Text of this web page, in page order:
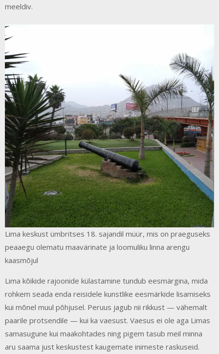
meeldiv.
Lima keskust ümbritses 18. sajandil müür, mis on praeguseks
peaaegu olematu maavärinate ja loomuliku linna arengu
kaasmõjul
Lima kõikide rajoonide külastamine tundub eesmärgina, mida
rohkem seada enda reisidele kunstlike eesmärkide lisamiseks
kui mõnel muul põhjusel. Peruus jagub nii rikkust — vähemalt
paarile protsendile — kui ka vaesust. Vaesus ei ole aga Limas
samasugune kui maakohtades ning pigem tasub meil minna
aru saama just keskustest kaugemate inimeste raskuseid.